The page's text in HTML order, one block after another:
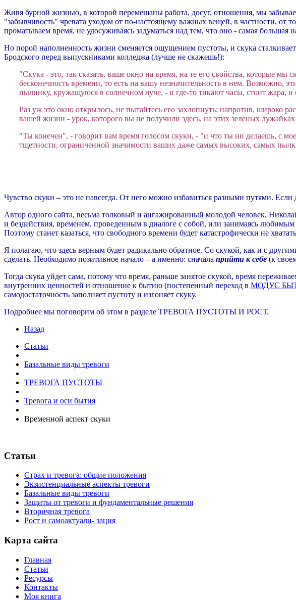
Живя бурной жизнью, в которой перемешаны работа, досуг, отношения, мы
"забывчивость" чревата уходом от по-настоящему важных вещей, в частности, от
проматываем время, не удосуживаясь задуматься над тем, что оно - самая большая
Но порой наполненность жизни сменяется ощущением пустоты, и скука
Бродского перед выпускниками колледжа (лучше не скажешь!):
"Скука - это, так сказать, ваше окно на время, на те его свойства, которые
бесконечность времени, то есть на вашу незначительность в нем. Возможно,
пылинку, кружащуюся в солнечном луче, - и где-то тикают часы, стоит жара, и
Раз уж это окно открылось, не пытайтесь его захлопнуть; напротив, широко
вашей жизни - урок, которого вы не получили здесь, на этих зеленых
"Ты конечен", - говорит вам время голосом скуки, - "и что ты ни делаешь, с
тщетности, ограниченной значимости ваших даже самых высоких, самых
Чувство скуки – это не навсегда. От него можно избавиться разными путями. Если
Автор одного сайта, весьма толковый и ангажированный молодой человек,
и бездействия, временем, проведенным в диалоге с собой, или занимаясь
Поэтому станет казаться, что свободного времени будет катастрофически не
Я полагаю, что здесь верным будет радикально обратное. Со скукой, как и с
сделать. Необходимо позитивное начало – а именно: сначала прийти к себе (к
Тогда скука уйдет сама, потому что время, раньше занятое скукой, время
внутренних ценностей и отношение к бытию (постепенный переход в МОДУС
самодостаточность заполняет пустоту и изгоняет скуку.
Подробнее мы поговорим об этом в разделе ТРЕВОГА ПУСТОТЫ И РОСТ.
Назад
Статьи
Базальные виды тревоги
ТРЕВОГА ПУСТОТЫ
Тревога и оси бытия
Временной аспект скуки
Статьи
Страх и тревога: общие положения
Экзистенциальные аспекты тревоги
Базальные виды тревоги
Защиты от тревоги и фундаментальные решения
Вторичная тревога
Рост и самоактуали- зация
Карта сайта
Главная
Статьи
Ресурсы
Контакты
Моя книга